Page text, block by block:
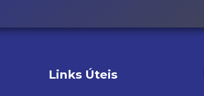
Links Úteis